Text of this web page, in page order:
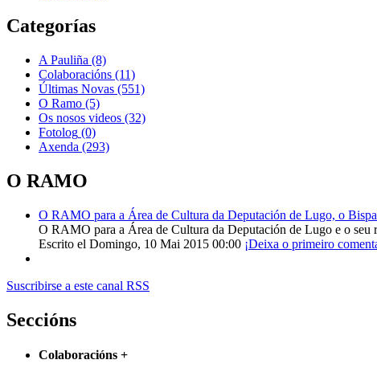
Categorías
A Pauliña (8)
Colaboracións (11)
Últimas Novas (551)
O Ramo (5)
Os nosos videos (32)
Fotolog (0)
Axenda (293)
O RAMO
O RAMO para a Área de Cultura da Deputación de Lugo, o
O RAMO para a Área de Cultura da Deputación de Lugo e o
Escrito el Domingo, 10 Mai 2015 00:00 ¡Deixa o primeiro
Suscribirse a este canal RSS
Seccións
Colaboracións +